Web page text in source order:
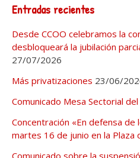
Entradas recientes
Desde CCOO celebramos la
desbloqueará la jubilación
27/07/2026
Más privatizaciones 23/06/
Comunicado Mesa Sectorial
Concentración «En defensa de
martes 16 de junio en la Plaza
Comunicado sobre la